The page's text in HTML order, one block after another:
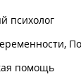
психолог
помощь